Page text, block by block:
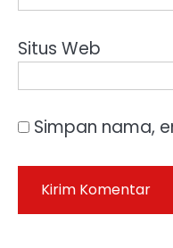
Situs Web
Simpan nama,